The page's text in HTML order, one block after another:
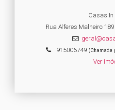
Casas In
Rua Alferes Malheiro
915006749(Chamada
Ver